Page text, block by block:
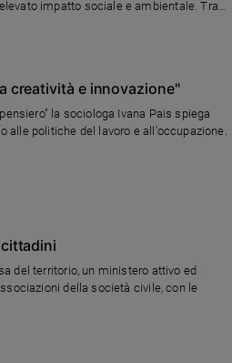
impatto sociale e ambientale. Tra
creatività e innovazione"
la sociologa Ivana Pais spiega
alle politiche del lavoro e all'occupazione.
del territorio, un ministero attivo ed
della società civile, con le